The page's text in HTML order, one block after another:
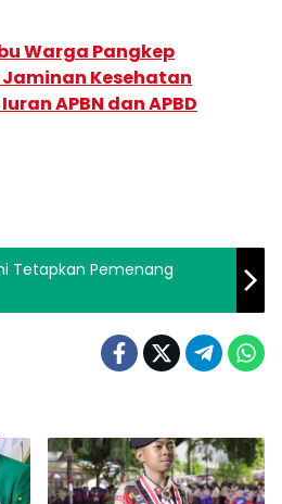
Warga Pangkep
Kesehatan
APBN dan APBD
Tetapkan Pemenang